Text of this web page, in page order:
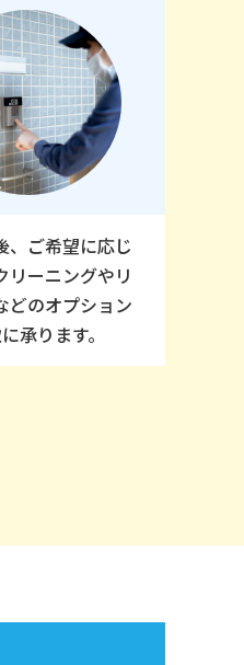
、ご希望に応じ
リーニングやリ
どのオプション
承ります。